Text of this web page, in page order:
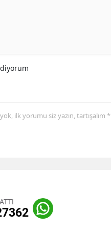
ilk yorumu siz yazın, tartışalım *